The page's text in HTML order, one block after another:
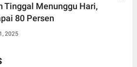
Tinggal Menunggu Hari,
80 Persen
2025